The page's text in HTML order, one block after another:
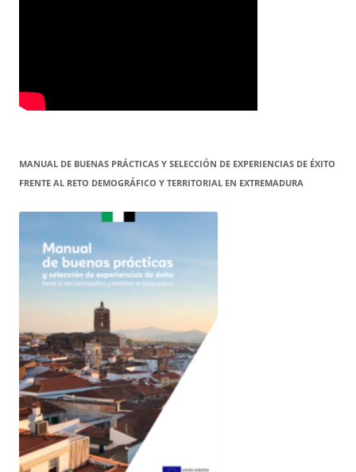
MANUAL DE BUENAS PRÁCTICAS Y SELECCIÓN DE EXPERIENCIAS DE ÉXITO
FRENTE AL RETO DEMOGRÁFICO Y TERRITORIAL EN EXTREMADURA